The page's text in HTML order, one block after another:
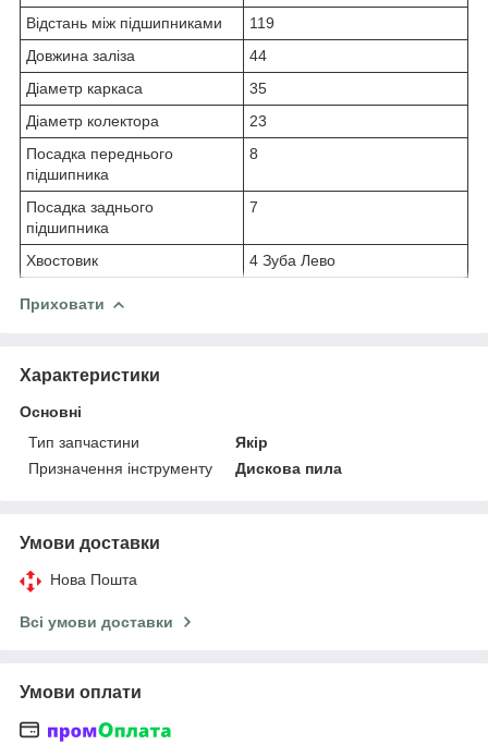
Відстань між підшипниками
119
Довжина заліза
44
Діаметр каркаса
35
Діаметр колектора
23
Посадка переднього
підшипника
8
Посадка заднього
підшипника
7
Хвостовик 4 Зуба Лево
Приховати
Характеристики
Основні
Тип запчастини
Якір
Призначення інструменту
Дискова пила
Умови доставки
Нова Пошта
Всі умови доставки
Умови оплати